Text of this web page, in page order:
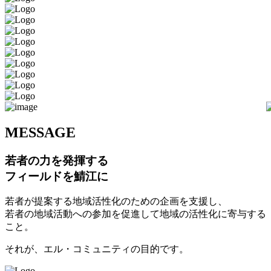
MESSAGE
若者の力を発揮する
フィールドを鯖江に
若者が提案する地域活性化のための企画を支援し、
若者の地域活動への参加を促進して地域の活性化に寄与する
こと。
それが、エル・コミュニティの目的です。